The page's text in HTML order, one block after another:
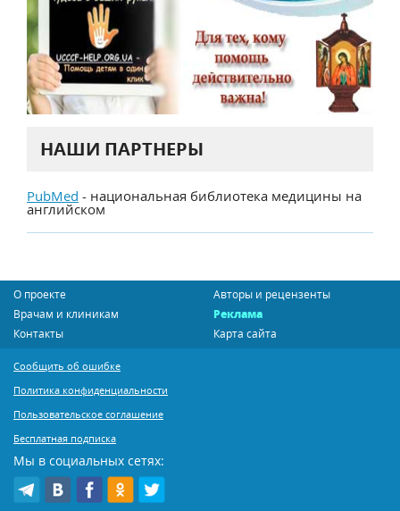
НАШИ ПАРТНЕРЫ
PubMed - национальная библиотека медицины на
английском
О проекте
Авторы и рецензенты
Врачам и клиникам
Реклама
Контакты
Карта сайта
Сообщить об ошибке
Политика конфиденциальности
Пользовательское соглашение
Бесплатная подписка
Мы в социальных сетях: